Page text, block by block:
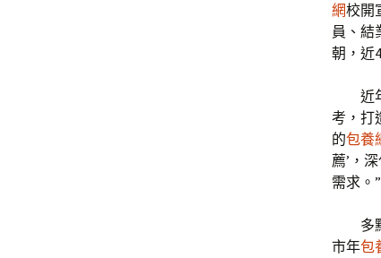
網校開
員、結
朝，近
近
考，打
的包養
薦’，
需求。”
多
市年包